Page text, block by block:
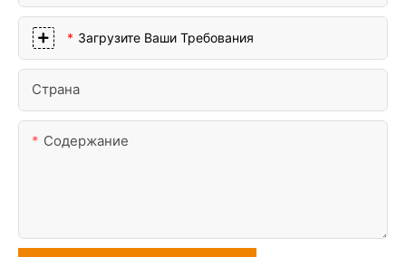
Загрузите Ваши Требования
Страна
Содержание